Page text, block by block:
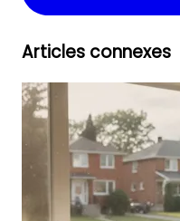
Articles connexes